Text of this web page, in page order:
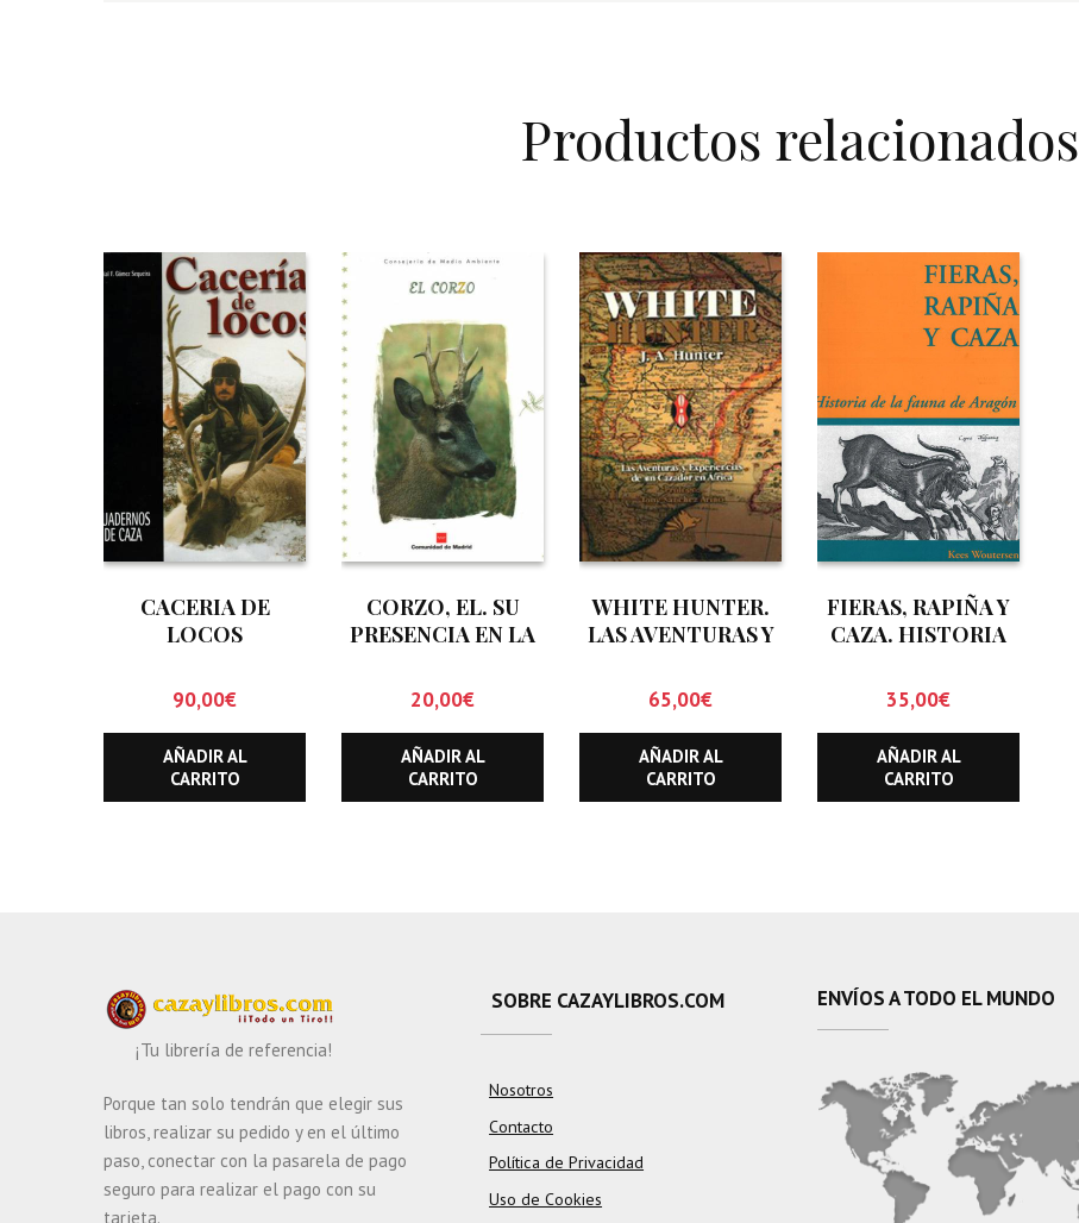
Productos relacionados
CACERIA DE
LOCOS
90,00€
AÑADIR AL
CARRITO
CORZO, EL. SU
PRESENCIA EN LA
MADRID
20,00€
AÑADIR AL
CARRITO
WHITE HUNTER.
LAS AVENTURAS Y
UN CAZADOR EN
AFRICA.
65,00€
AÑADIR AL
CARRITO
FIERAS, RAPIÑA Y
CAZA. HISTORIA
ARAGON
35,00€
AÑADIR AL
CARRITO
¡Tu librería de referencia!
Porque tan solo tendrán que elegir sus
libros, realizar su pedido y en el último
paso, conectar con la pasarela de pago
seguro para realizar el pago con su
tarjeta.
SOBRE CAZAYLIBROS.COM
Nosotros
Contacto
Política de Privacidad
Uso de Cookies
ENVÍOS A TODO EL MUNDO